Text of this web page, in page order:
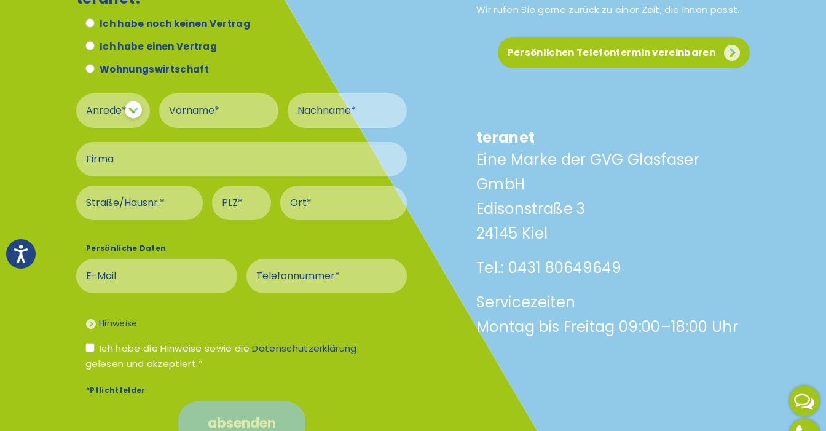
Ich habe noch keinen Vertrag
Ich habe einen Vertrag
Wohnungswirtschaft
Anrede Vorname Nachname
Firma
Straße und Hausnummer Anschluss
PLZ AnschlussOrt Anschluss
Persönliche Daten
E-Mail Telefonnummer
Hinweise
Ich habe die Hinweise sowie dieDatenschutzerklärung
gelesen und akzeptiert.*
*Pflichtfelder
absenden
Wir rufen Sie gerne zurück zu einer Zeit, die Ihnen passt.
Persönlichen Telefontermin vereinbaren
teranet
Eine Marke der GVG Glasfaser
GmbH
Edisonstraße 3
24145 Kiel
Tel.: 0431 80649649
Servicezeiten
Montag bis Freitag 09:00–18:00 Uhr